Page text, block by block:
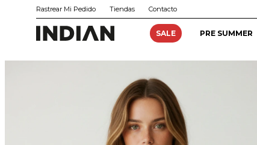
SALE PRE SUMMER
Rastrear Mi Pedido Tiendas Contacto